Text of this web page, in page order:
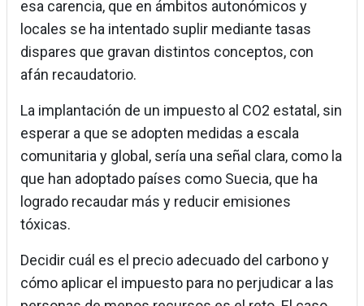
esa carencia, que en ámbitos autonómicos y
locales se ha intentado suplir mediante tasas
dispares que gravan distintos conceptos, con
afán recaudatorio.
La implantación de un impuesto al CO2 estatal, sin
esperar a que se adopten medidas a escala
comunitaria y global, sería una señal clara, como la
que han adoptado países como Suecia, que ha
logrado recaudar más y reducir emisiones
tóxicas.
Decidir cuál es el precio adecuado del carbono y
cómo aplicar el impuesto para no perjudicar a las